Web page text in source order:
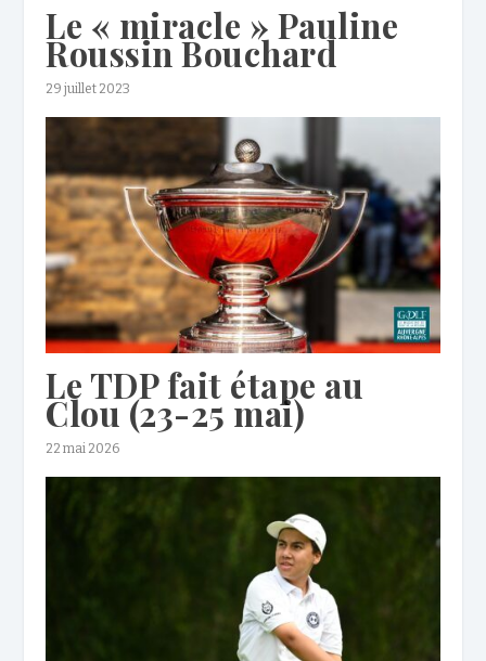
Le « miracle » Pauline
Roussin Bouchard
29 juillet 2023
Le TDP fait étape au
Clou (23-25 mai)
22 mai 2026